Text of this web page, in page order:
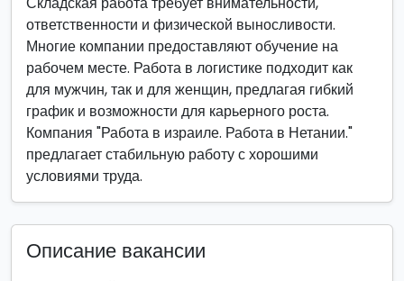
ответственности и физической выносливости.
Многие компании предоставляют обучение на
рабочем месте. Работа в логистике подходит как
для мужчин, так и для женщин, предлагая гибкий
график и возможности для карьерного роста.
Компания "Работа в израиле. Работа в Нетании."
предлагает стабильную работу с хорошими
условиями труда.
Описание вакансии